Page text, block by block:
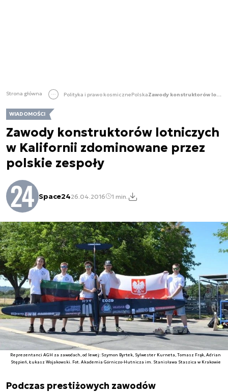
Strona główna Polityka i prawo kosmicznePolska Zawody konstruktorów lotniczych w Kalifornii zdominowane przez polskie zespoły
WIADOMOŚCI
Zawody konstruktorów lotniczych
w Kalifornii zdominowane przez
polskie zespoły
Space2426.04.2016 1 min.
Reprezentanci AGH za zawodach, od lewej: Szymon Byrtek, Sylwester Kurneta, Tomasz Frąk, Adrian
Stępień, Łukasz Wojakowski. Fot. Akademia Górniczo-Hutnicza im. Stanisława Staszica w Krakowie
Podczas prestiżowych zawodów